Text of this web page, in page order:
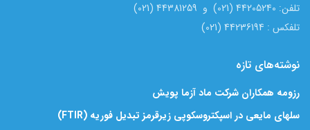
تلفن: 44205240 (021) و 44381259 (021)
تلفکس : 44236194 (021)
نوشته‌های تازه
رزومه همکاران شرکت ماد آزما پویش
سلهای مایعی در اسپکتروسکوپی زیرقرمز تبدیل فوریه (FTIR)